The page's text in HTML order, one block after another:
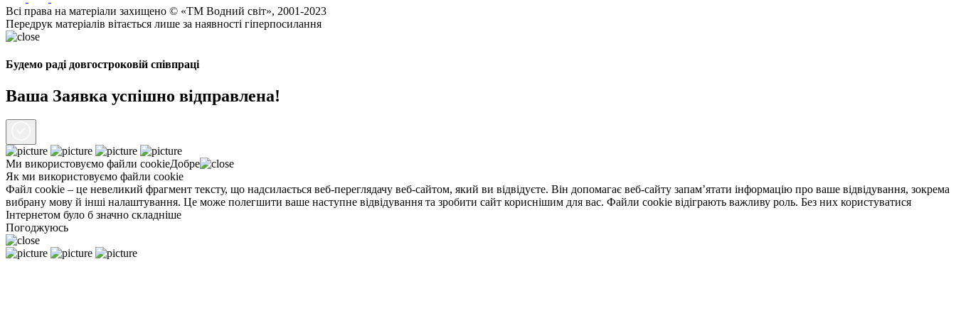
Всі права на матеріали захищено © «ТМ Водний світ», 2001-2023
Передрук матеріалів вітається лише за наявності гіперпосилання
Будемо раді довгостроковій співпраці
Ваша Заявка успішно відправлена!
Ми використовуємо файли cookieДобре
Як ми використовуємо файли cookie
Файл cookie – це невеликий фрагмент тексту, що надсилається веб-переглядачу веб-сайтом, який ви відвідуєте. Він допомагає веб-сайту запам’ятати інформацію про ваше відвідування, зокрема
вибрану мову й інші налаштування. Це може полегшити ваше наступне відвідування та зробити сайт кориснішим для вас. Файли cookie відіграють важливу роль. Без них користуватися
Інтернетом було б значно складніше
Погоджуюсь